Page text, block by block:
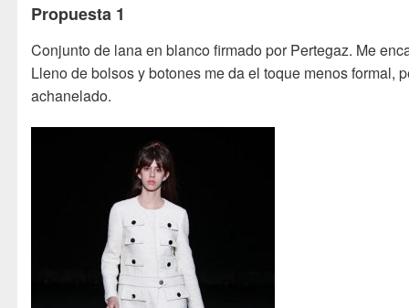
Propuesta 1
Conjunto de lana en blanco firmado por Pertegaz. Me
Lleno de bolsos y botones me da el toque menos formal,
achanelado.